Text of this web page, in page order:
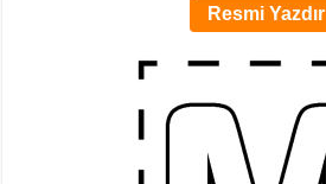
Resmi Yazdır